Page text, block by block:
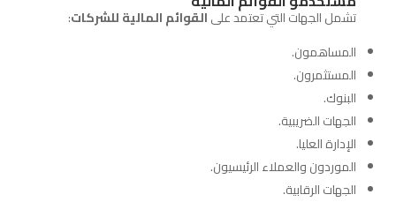
تشمل الجهات التي تعتمد علىالقوائم المالية للشركات:
المساهمون.
المستثمرون.
البنوك.
الجهات الضريبية.
الإدارة العليا.
الموردون والعملاء الرئيسيون.
الجهات الرقابية.